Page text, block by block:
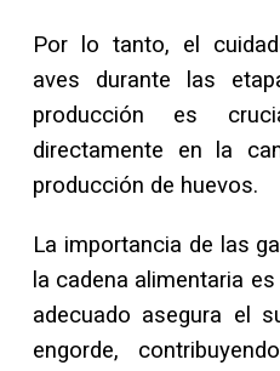
Por lo tanto, el
aves durante las
producción es
directamente en la
producción de huevos.
La importancia de las
la cadena alimentaria
adecuado asegura el
engorde,